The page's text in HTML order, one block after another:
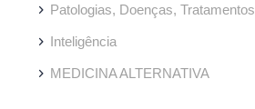
Patologias, Doenças, Tratamentos
Inteligência
MEDICINA ALTERNATIVA